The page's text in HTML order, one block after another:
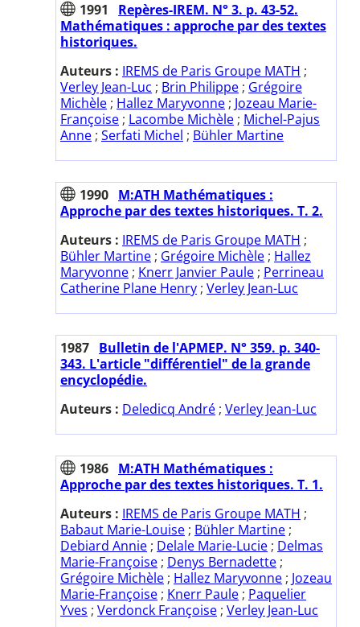
1991
Repères-IREM. N° 3. p. 43-52.
Mathématiques : approche par des textes
historiques.
Auteurs : IREMS de Paris Groupe MATH ;
Verley Jean-Luc ; Brin Philippe ; Grégoire
Michèle ; Hallez Maryvonne ; Jozeau Marie-
Françoise ; Lacombe Michèle ; Michel-Pajus
Anne ; Serfati Michel ; Bühler Martine
1990 M:ATH Mathématiques :
Approche par des textes historiques. T. 2.
Auteurs : IREMS de Paris Groupe MATH ;
Bühler Martine ; Grégoire Michèle ; Hallez
Maryvonne ; Knerr Janvier Paule ; Perrineau
Catherine Plane Henry ; Verley Jean-Luc
1987 Bulletin de l'APMEP. N° 359. p. 340-
343. L'article "différentiel" de la grande
encyclopédie.
Auteurs : Deledicq André ; Verley Jean-Luc
1986 M:ATH Mathématiques :
Approche par des textes historiques. T. 1.
Auteurs : IREMS de Paris Groupe MATH ;
Babaut Marie-Louise ; Bühler Martine ;
Debiard Annie ; Delale Marie-Lucie ; Delmas
Marie-Françoise ; Denys Bernadette ;
Grégoire Michèle ; Hallez Maryvonne ; Jozeau
Marie-Françoise ; Knerr Paule ; Paquelier
Yves ; Verdonck Françoise ; Verley Jean-Luc